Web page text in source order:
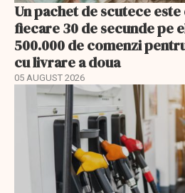
Un pachet de scutece
fiecare 30 de secunde pe
500.000 de comenzi
cu livrare a doua
05 AUGUST 2026